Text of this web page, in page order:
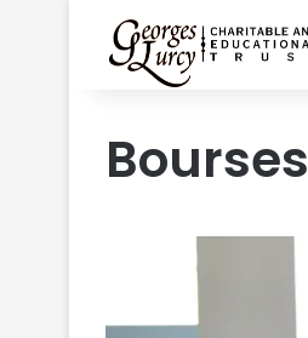
Bourses